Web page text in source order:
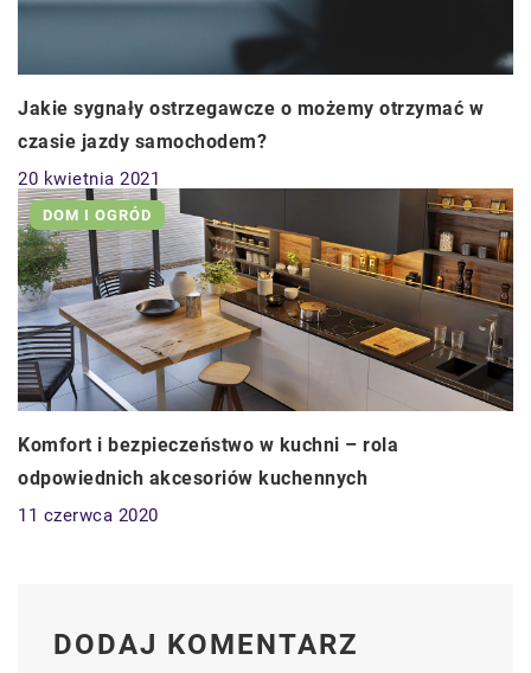
Jakie sygnały ostrzegawcze o możemy otrzymać w
czasie jazdy samochodem?
20 kwietnia 2021
DOM I OGRÓD
Komfort i bezpieczeństwo w kuchni – rola
odpowiednich akcesoriów kuchennych
11 czerwca 2020
DODAJ KOMENTARZ